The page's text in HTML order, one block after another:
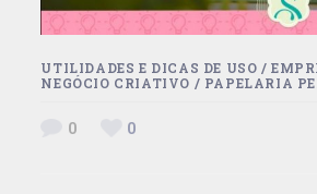
UTILIDADES E DICAS DE USO /
NEGÓCIO CRIATIVO / PAPELARIA
0 0